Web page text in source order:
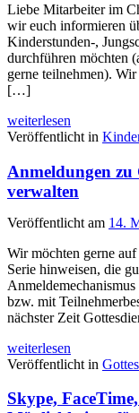
Liebe Mitarbeiter im
wir euch informieren
Kinderstunden-,
durchführen möchten
gerne teilnehmen).
[…]
weiterlesen
Veröffentlicht in
Anmeldungen zu
verwalten
Veröffentlicht am 14.
Wir möchten gerne
Serie hinweisen, die
bzw. mit
nächster Zeit
weiterlesen
Veröffentlicht in
Skype,